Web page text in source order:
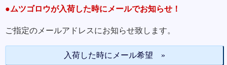
●ムツゴロウが入荷した時にメールでお知らせ！
ご指定のメールアドレスにお知らせ致します。
入荷した時にメール希望 »